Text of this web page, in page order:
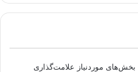
بخش‌های موردنیاز علامت‌گذاری